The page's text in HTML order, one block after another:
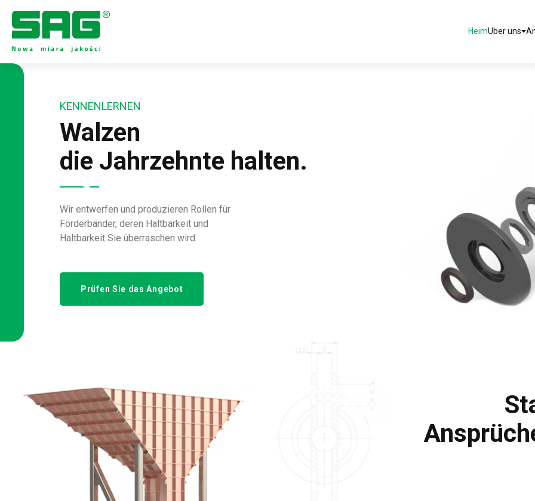
HeimUber uns
KENNENLERNEN
Walzen
die Jahrzehnte halten.
Wir entwerfen und produzieren Rollen für
Förderbänder, deren Haltbarkeit und
Haltbarkeit Sie überraschen wird.
Prüfen Sie das Angebot